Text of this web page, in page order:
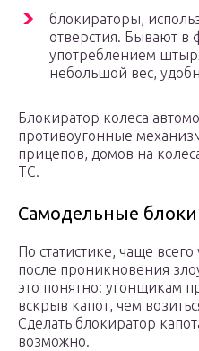
блокираторы,
отверстия. Бывают в
употреблением
небольшой вес,
Блокиратор колеса
противоугонные
прицепов, домов на
ТС.
Самодельные
По статистике, чаще
после проникновения
это понятно: угонщикам
вскрыв капот, чем
Сделать блокиратор
возможно.